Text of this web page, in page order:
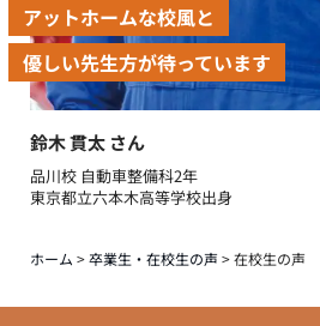
アットホームな校風と
優しい先生方が待っています
鈴木 貫太 さん
品川校 自動車整備科2年
東京都立六本木高等学校出身
ホーム >卒業生・在校生の声>在校生の声